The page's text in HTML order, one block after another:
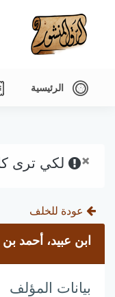
الرئيسية
× لكي ترى
عودة للخلف
ابن عبيد، أحمد
بيانات المؤلف